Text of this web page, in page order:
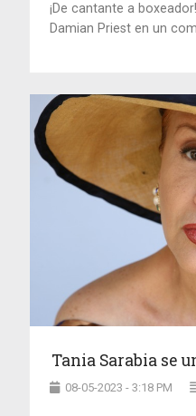
¡De cantante a
Damian Priest en un
Tania Sarabia se
08-05-2023 - 3:18 PM